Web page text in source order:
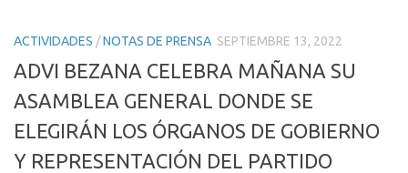
ACTIVIDADES /NOTAS DE PRENSA SEPTIEMBRE 13, 2022
ADVI BEZANA CELEBRA MAÑANA SU
ASAMBLEA GENERAL DONDE SE
ELEGIRÁN LOS ÓRGANOS DE GOBIERNO
Y REPRESENTACIÓN DEL PARTIDO